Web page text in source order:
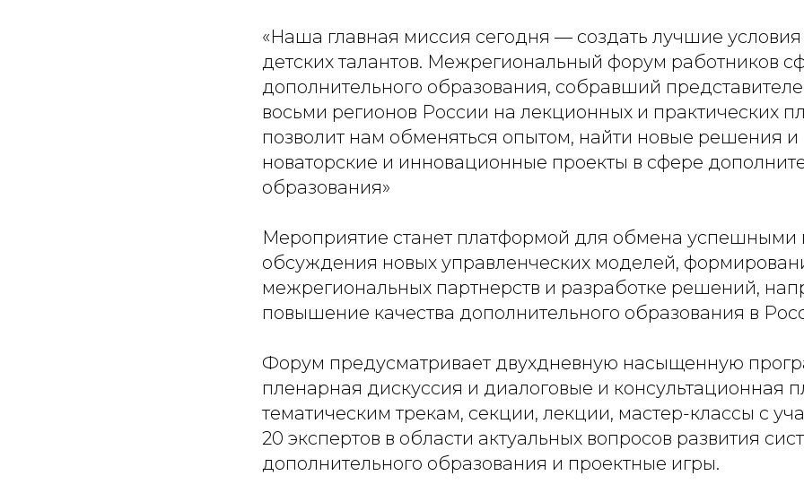
«Наша главная миссия сегодня — создать лучшие условия
детских талантов. Межрегиональный форум работников
дополнительного образования, собравший
восьми регионов России на лекционных и практических
позволит нам обменяться опытом, найти новые решения и
новаторские и инновационные проекты в сфере
образования»
Мероприятие станет платформой для обмена успешными
обсуждения новых управленческих моделей,
межрегиональных партнерств и разработке решений,
повышение качества дополнительного образования в
Форум предусматривает двухдневную насыщенную
пленарная дискуссия и диалоговые и консультационная
тематическим трекам, секции, лекции, мастер-классы с
20 экспертов в области актуальных вопросов развития
дополнительного образования и проектные игры.